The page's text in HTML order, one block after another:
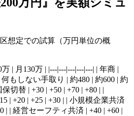
想定での試算（万円単位の概
| 月130万 | |---|---|---|---|---| | 年商 |
何もしない手取り | 約480 | 約600 | 約
切替 | +30 | +50 | +70 | +80 | |
| +20 | +25 | +30 | | 小規模企業共済
| | 経営セーフティ共済 | +40 | +60 |